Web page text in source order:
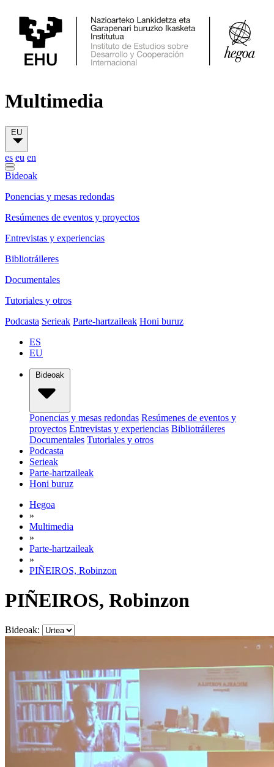
Multimedia
EU
es eu en
Bideoak
Ponencias y mesas redondas
Resúmenes de eventos y proyectos
Entrevistas y experiencias
Bibliotráileres
Documentales
Tutoriales y otros
Podcasta Serieak Parte-hartzaileak Honi buruz
ES
EU
Bideoak
Ponencias y mesas redondas Resúmenes de eventos y
proyectos Entrevistas y experiencias Bibliotráileres
Documentales Tutoriales y otros
Podcasta
Serieak
Parte-hartzaileak
Honi buruz
Hegoa
»
Multimedia
»
Parte-hartzaileak
»
PIÑEIROS, Robinzon
PIÑEIROS, Robinzon
Bideoak: